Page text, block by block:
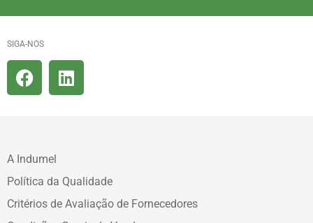
SIGA-NOS
A Indumel
Política da Qualidade
Critérios de Avaliação de Fornecedores